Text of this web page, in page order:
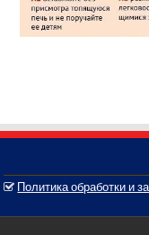
Политика обработки и